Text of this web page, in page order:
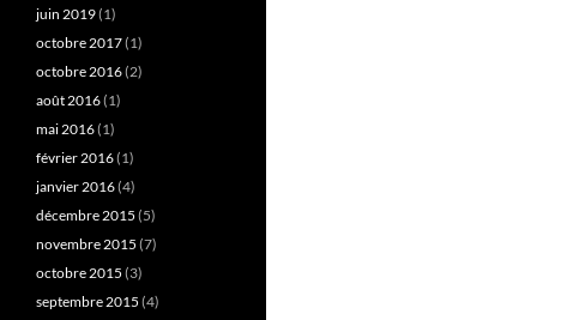
juin 2019(1)
octobre 2017(1)
octobre 2016(2)
août 2016(1)
mai 2016(1)
février 2016(1)
janvier 2016(4)
décembre 2015 (5)
novembre 2015 (7)
octobre 2015 (3)
septembre 2015 (4)